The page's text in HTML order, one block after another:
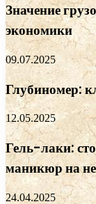
Значение
экономики
09.07.2025
Глубиномер:
12.05.2025
Гель-лаки:
маникюр на
24.04.2025